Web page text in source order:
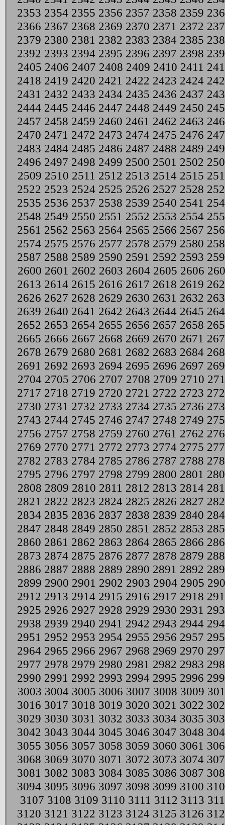
2353 2354 2355 2356 2357 2358 2359
2366 2367 2368 2369 2370 2371 2372
2379 2380 2381 2382 2383 2384 2385
2392 2393 2394 2395 2396 2397 2398
2405 2406 2407 2408 2409 2410 2411
2418 2419 2420 2421 2422 2423 2424
2431 2432 2433 2434 2435 2436 2437
2444 2445 2446 2447 2448 2449 2450
2457 2458 2459 2460 2461 2462 2463
2470 2471 2472 2473 2474 2475 2476
2483 2484 2485 2486 2487 2488 2489
2496 2497 2498 2499 2500 2501 2502
2509 2510 2511 2512 2513 2514 2515
2522 2523 2524 2525 2526 2527 2528
2535 2536 2537 2538 2539 2540 2541
2548 2549 2550 2551 2552 2553 2554
2561 2562 2563 2564 2565 2566 2567
2574 2575 2576 2577 2578 2579 2580
2587 2588 2589 2590 2591 2592 2593
2600 2601 2602 2603 2604 2605 2606
2613 2614 2615 2616 2617 2618 2619
2626 2627 2628 2629 2630 2631 2632
2639 2640 2641 2642 2643 2644 2645
2652 2653 2654 2655 2656 2657 2658
2665 2666 2667 2668 2669 2670 2671
2678 2679 2680 2681 2682 2683 2684
2691 2692 2693 2694 2695 2696 2697
2704 2705 2706 2707 2708 2709 2710
2717 2718 2719 2720 2721 2722 2723
2730 2731 2732 2733 2734 2735 2736
2743 2744 2745 2746 2747 2748 2749
2756 2757 2758 2759 2760 2761 2762
2769 2770 2771 2772 2773 2774 2775
2782 2783 2784 2785 2786 2787 2788
2795 2796 2797 2798 2799 2800 2801
2808 2809 2810 2811 2812 2813 2814
2821 2822 2823 2824 2825 2826 2827
2834 2835 2836 2837 2838 2839 2840
2847 2848 2849 2850 2851 2852 2853
2860 2861 2862 2863 2864 2865 2866
2873 2874 2875 2876 2877 2878 2879
2886 2887 2888 2889 2890 2891 2892
2899 2900 2901 2902 2903 2904 2905
2912 2913 2914 2915 2916 2917 2918
2925 2926 2927 2928 2929 2930 2931
2938 2939 2940 2941 2942 2943 2944
2951 2952 2953 2954 2955 2956 2957
2964 2965 2966 2967 2968 2969 2970
2977 2978 2979 2980 2981 2982 2983
2990 2991 2992 2993 2994 2995 2996
3003 3004 3005 3006 3007 3008 3009
3016 3017 3018 3019 3020 3021 3022
3029 3030 3031 3032 3033 3034 3035
3042 3043 3044 3045 3046 3047 3048
3055 3056 3057 3058 3059 3060 3061
3068 3069 3070 3071 3072 3073 3074
3081 3082 3083 3084 3085 3086 3087
3094 3095 3096 3097 3098 3099 3100
3107 3108 3109 3110 3111 3112 3113
3120 3121 3122 3123 3124 3125 3126